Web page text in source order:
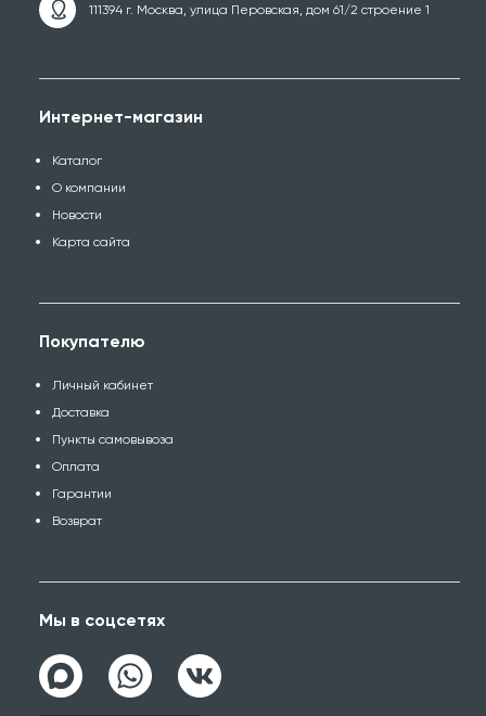
111394 г. Москва, улица Перовская, дом 61/2 строение 1
Интернет-магазин
Каталог
О компании
Новости
Карта сайта
Покупателю
Личный кабинет
Доставка
Пункты самовывоза
Оплата
Гарантии
Возврат
Мы в соцсетях